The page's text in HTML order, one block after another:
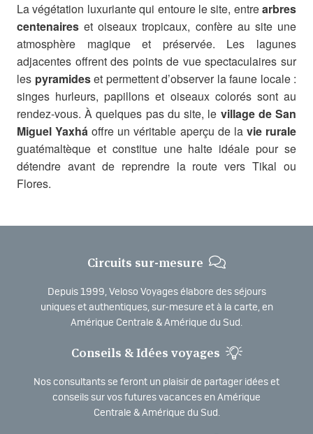
La végétation luxuriante qui entoure le site, entrearbres
centenaires et oiseaux tropicaux, confère au site une
atmosphère magique et préservée. Les lagunes
adjacentes offrent des points de vue spectaculaires sur
les pyramideset permettent d’observer la faune locale :
singes hurleurs, papillons et oiseaux colorés sont au
rendez-vous. À quelques pas du site, le village de San
Miguel Yaxhá offre un véritable aperçu de la vie rurale
guatémaltèque et constitue une halte idéale pour se
détendre avant de reprendre la route vers Tikal ou
Flores.
Circuits sur-mesure
Depuis 1999, Veloso Voyages élabore des séjours
uniques et authentiques, sur-mesure et à la carte, en
Amérique Centrale & Amérique du Sud.
Conseils & Idées voyages
Nos consultants se feront un plaisir de partager idées et
conseils sur vos futures vacances en Amérique
Centrale & Amérique du Sud.